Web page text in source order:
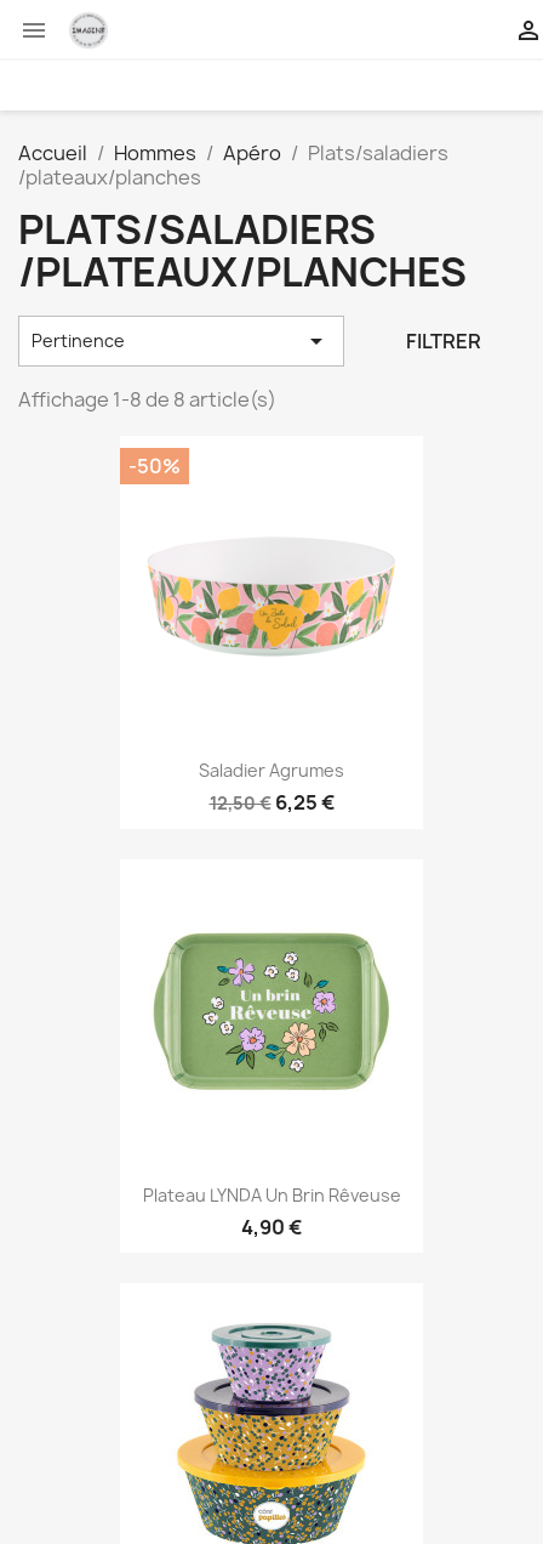
 
Accueil Hommes Apéro
Plats/saladiers
/plateaux/planches
PLATS/SALADIERS
/PLATEAUX/PLANCHES
Pertinence  FILTRER
Affichage 1-8 de 8 article(s)
Saladier Agrumes
12,50 € 6,25 €
-50%
Plateau LYNDA Un Brin Rêveuse
4,90 €